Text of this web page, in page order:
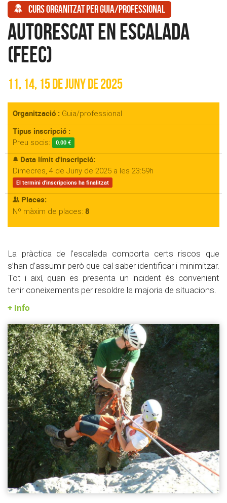
Curs organitzat per guia/professional
Autorescat en escalada
(FEEC)
11, 14, 15 de juny de 2025
Organització : Guia/professional
Tipus inscripció :
Preu socis: 0.00 €
Data límit d'inscripció:
Dimecres, 4 de Juny de 2025 a les 23:59h
El termini d'inscripcions ha finalitzat
Places:
Nº màxim de places: 8
La pràctica de l’escalada comporta certs riscos que
s’han d’assumir però que cal saber identificar i minimitzar.
Tot i així, quan es presenta un incident és convenient
tenir coneixements per resoldre la majoria de situacions.
+ info